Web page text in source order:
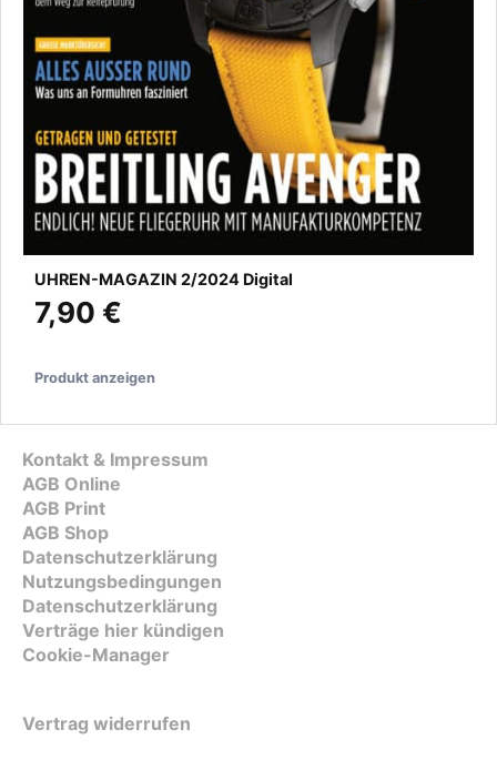
UHREN-MAGAZIN 2/2024 Digital
7,90 €
Produkt anzeigen
Kontakt & Impressum
AGB Online
AGB Print
AGB Shop
Datenschutzerklärung
Nutzungsbedingungen
Datenschutzerklärung
Verträge hier kündigen
Cookie-Manager
Vertrag widerrufen